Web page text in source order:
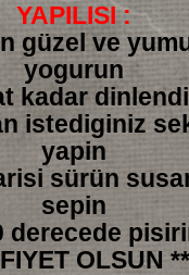
YAPILISI :
güzel ve
yogurun
kadar
istediginiz
yapin
sürün
sepin
derecede
OLSUN